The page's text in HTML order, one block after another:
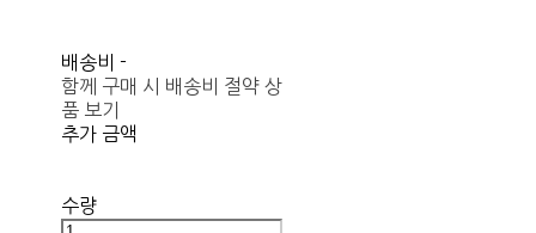
배송비-
함께 구매 시 배송비 절약 상
품 보기
추가 금액
수량